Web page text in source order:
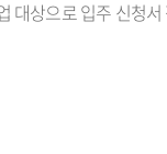
대상으로 입주 신청서